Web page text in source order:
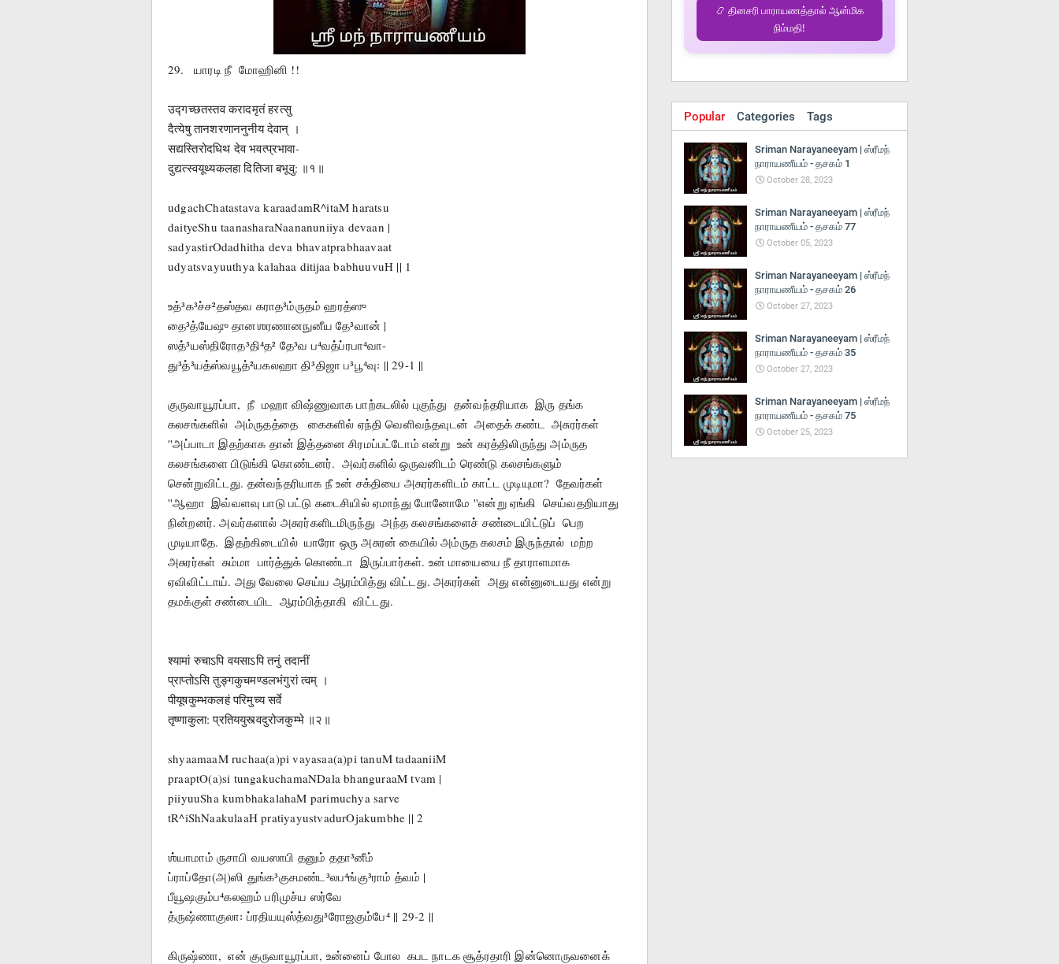
29.   யாரடி நீ  மோஹினி !!
उद्गच्छतस्तव करादमृतं हरत्सु
दैत्येषु तानशरणाननुनीय देवान् ।
सद्यस्तिरोदधिथ देव भवत्प्रभावा-
दुद्यत्स्वयूथ्यकलहा दितिजा बभूवु: ॥१॥
udgachChatastava karaadamR^itaM haratsu
daityeShu taanasharaNaananuniiya devaan |
sadyastirOdadhitha deva bhavatprabhaavaat
udyatsvayuuthya kalahaa ditijaa babhuuvuH || 1
உத்³க³ச்ச²தஸ்தவ கராத³ம்ருதம் ஹரத்ஸு
தை³த்யேஷு தானஶரணானநுனீய தே³வான் |
ஸத்³யஸ்திரோத³தி⁴த² தே³வ ப⁴வத்ப்ரபா⁴வா-
து³த்³யத்ஸ்வயூத்²யகலஹா தி³திஜா ப³பூ⁴வு꞉ || 29-1 ||
குருவாயூரப்பா,  நீ  மஹா விஷ்ணுவாக பாற்கடலில் புகுந்து  தன்வந்தரியாக  இரு தங்க
கலசங்களில்  அம்ருதத்தை   கைகளில் ஏந்தி வெளிவந்தவுடன்  அதைக் கண்ட  அசுரர்கள்
''அப்பாடா இதற்காக தான் இத்தனை சிரமப்பட்டோம் என்று  உன் கரத்திலிருந்து அம்ருத
கலசங்களை பிடுங்கி கொண்டனர்.  அவர்களில் ஒருவனிடம் ரெண்டு கலசங்களும்
சென்றுவிட்டது. தன்வந்தரியாக நீ உன் சக்தியை அசுரர்களிடம் காட்ட முடியுமா?  தேவர்கள்
''ஆஹா  இவ்வளவு பாடு பட்டு கடைசியில் ஏமாந்து போனோமே ''என்று ஏங்கி  செய்வதறியாது
நின்றனர். அவர்களால் அசுரர்களிடமிருந்து  அந்த கலசங்களைச் சண்டையிட்டுப்  பெற
முடியாதே.  இதற்கிடையில்  யாரோ ஒரு அசுரன் கையில் அம்ருத கலசம் இருந்தால்  மற்ற
அசுரர்கள்  சும்மா  பார்த்துக் கொண்டா  இருப்பார்கள். உன் மாயையை நீ தாராளமாக
ஏவிவிட்டாய். அது வேலை செய்ய ஆரம்பித்து விட்டது. அசுரர்கள்  அது என்னுடையது என்று
தமக்குள் சண்டையிட  ஆரம்பித்தாகி  விட்டது.
श्यामां रुचाऽपि वयसाऽपि तनुं तदानीं
प्राप्तोऽसि तुङ्गकुचमण्डलभंगुरां त्वम् ।
पीयूषकुम्भकलहं परिमुच्य सर्वे
तृष्णाकुला: प्रतिययुस्त्वदुरोजकुम्भे ॥२॥
shyaamaaM ruchaa(a)pi vayasaa(a)pi tanuM tadaaniiM
praaptO(a)si tungakuchamaNDala bhanguraaM tvam |
piiyuuSha kumbhakalahaM parimuchya sarve
tR^iShNaakulaaH pratiyayustvadurOjakumbhe || 2
ஶ்யாமாம் ருசாபி வயஸாபி தனும் ததா³னீம்
ப்ராப்தோ(அ)ஸி துங்க³குசமண்ட³லப⁴ங்கு³ராம் த்வம் |
பீயூஷகும்ப⁴கலஹம் பரிமுச்ய ஸர்வே
த்ருஷ்ணாகுலா꞉ ப்ரதியயுஸ்த்வது³ரோஜகும்பே⁴ || 29-2 ||
கிருஷ்ணா,  என் குருவாயூரப்பா, உன்னைப் போல  கபட நாடக சூத்ரதாரி இன்னொருவனைக்
📿 தினசரி பாராயணத்தால் ஆன்மிக
நிம்மதி!
Popular Categories Tags
Sriman Narayaneeyam | ஸ்ரீமந்
நாராயணீயம் - தசகம் 1
October 28, 2023
Sriman Narayaneeyam | ஸ்ரீமந்
நாராயணீயம் - தசகம் 77
October 05, 2023
Sriman Narayaneeyam | ஸ்ரீமந்
நாராயணீயம் - தசகம் 26
October 27, 2023
Sriman Narayaneeyam | ஸ்ரீமந்
நாராயணீயம் - தசகம் 35
October 27, 2023
Sriman Narayaneeyam | ஸ்ரீமந்
நாராயணீயம் - தசகம் 75
October 25, 2023